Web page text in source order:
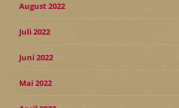
August 2022
Juli 2022
Juni 2022
Mai 2022